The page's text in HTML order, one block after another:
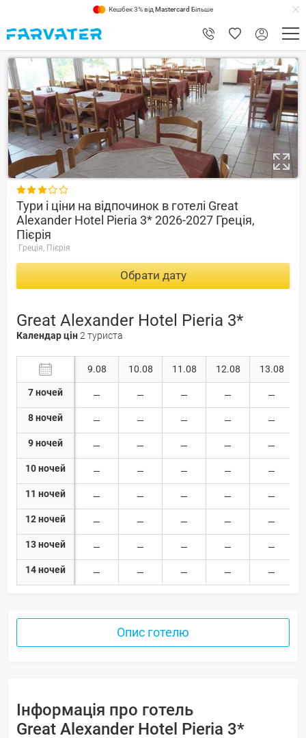
Кешбек 3% від Mastercard Більше
6.4

Тури і ціни на відпочинок в готелі Great
Alexander Hotel Pieria 3* 2026-2027 Греція,
Пієрія
Греція, Пієрія
Обрати дату
Great Alexander Hotel Pieria 3*
Календар цін2 туриста
7 ночей
8 ночей
9 ночей
10 ночей
11 ночей
12 ночей
13 ночей
14 ночей
9.08 10.08 11.08 12.08 13.08
Опис готелю
Інформація про готель
Great Alexander Hotel Pieria 3*